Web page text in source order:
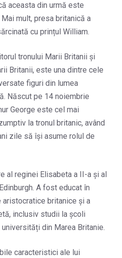
aceasta din urmă este
mult, presa britanică a
cu prințul William.
tronului Marii Britanii și
Britanii, este una dintre cele
figuri din lumea
Născut pe 14 noiembrie
George este cel mai
la tronul britanic, având
zile să își asume rolul de
al reginei Elisabeta a II-a și al
A fost educat în
britanice și a
inclusiv studii la școli
din Marea Britanie.
caracteristici ale lui